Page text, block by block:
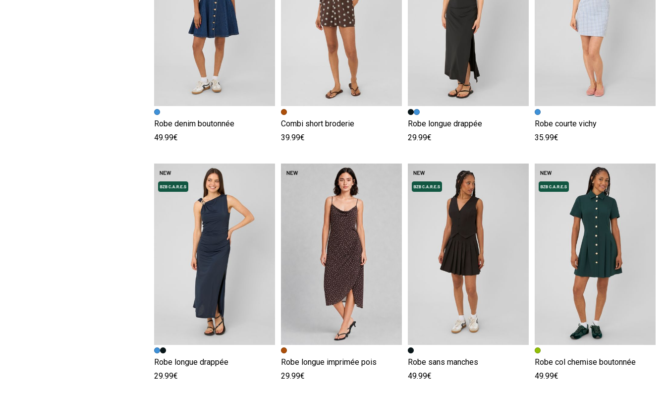
Image précédente
Image suivante
Robe denim boutonnée
49.99€
Image précédente
Image suivante
Combi short broderie
39.99€
Image précédente
Image suivante
Robe longue drappée
29.99€
Image précédente
Image suivante
Robe courte vichy
35.99€
Image précédente
Image suivante
Robe longue drappée
29.99€
Image précédente
Image suivante
Robe longue imprimée pois
29.99€
Image précédente
Image suivante
Robe sans manches
49.99€
Image précédente
Image suivante
Robe col chemise boutonnée
49.99€